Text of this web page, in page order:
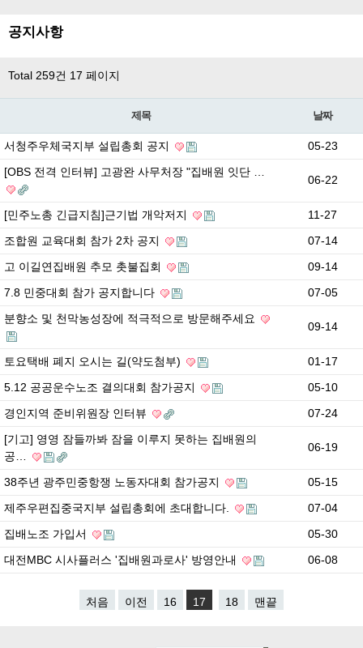
공지사항
Total 259건 17 페이지
제목 날짜
서청주우체국지부 설립총회 공지
05-23
[OBS 전격 인터뷰] 고광완 사무처장 "집배원 잇단 …
06-22
[민주노총 긴급지침]근기법 개악저지
11-27
조합원 교육대회 참가 2차 공지
07-14
고 이길연집배원 추모 촛불집회
09-14
7.8 민중대회 참가 공지합니다
07-05
분향소 및 천막농성장에 적극적으로 방문해주세요
09-14
토요택배 폐지 오시는 길(약도첨부)
01-17
5.12 공공운수노조 결의대회 참가공지
05-10
경인지역 준비위원장 인터뷰
07-24
[기고] 영영 잠들까봐 잠을 이루지 못하는 집배원의
공…
06-19
38주년 광주민중항쟁 노동자대회 참가공지
05-15
제주우편집중국지부 설립총회에 초대합니다.
07-04
집배노조 가입서
05-30
대전MBC 시사플러스 '집배원과로사' 방영안내
06-08
처음 이전 16 17 18 맨끝